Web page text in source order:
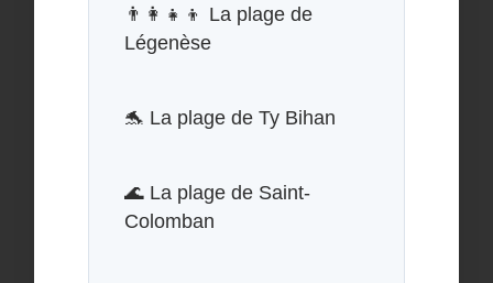
👨‍👩‍👧‍👦 La plage de
Légenèse
🐬 La plage de Ty Bihan
🌊 La plage de Saint-
Colomban